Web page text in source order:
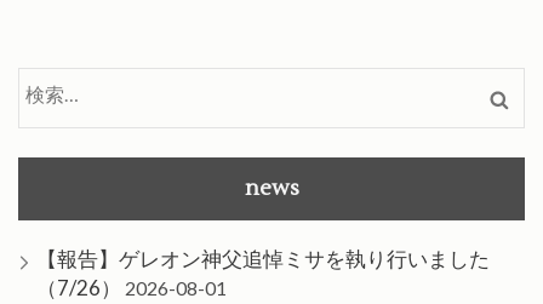
news
【報告】ゲレオン神父追悼ミサを執り行いました
（7/26）
2026-08-01